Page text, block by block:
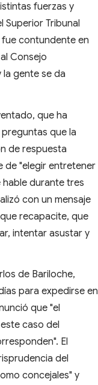
fuerzas y
Superior Tribunal
contundente en
Consejo
gente se da
que ha
que la
de respuesta
de "elegir entretener
hable durante tres
con un mensaje
recapacite, que
intentar asustar y
de Bariloche,
para expedirse en
que "el
caso del
El
del
concejales" y